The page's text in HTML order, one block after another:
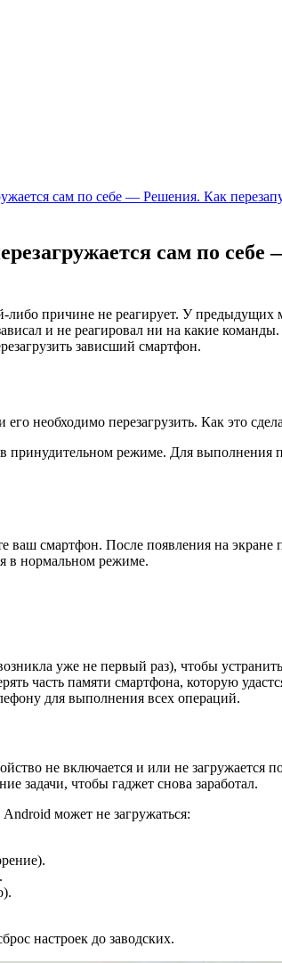
сам по себе — Решения. Как
сам по
либо причине не реагирует. У
и не реагировал ни на какие
зависший смартфон.
необходимо перезагрузить. Как это
режиме. Для выполнения
ваш смартфон. После появления на
в нормальном режиме.
уже не первый раз), чтобы
часть памяти смартфона, которую
для выполнения всех операций.
не включается и или не
задачи, чтобы гаджет снова заработал.
может не загружаться:
настроек до заводских.